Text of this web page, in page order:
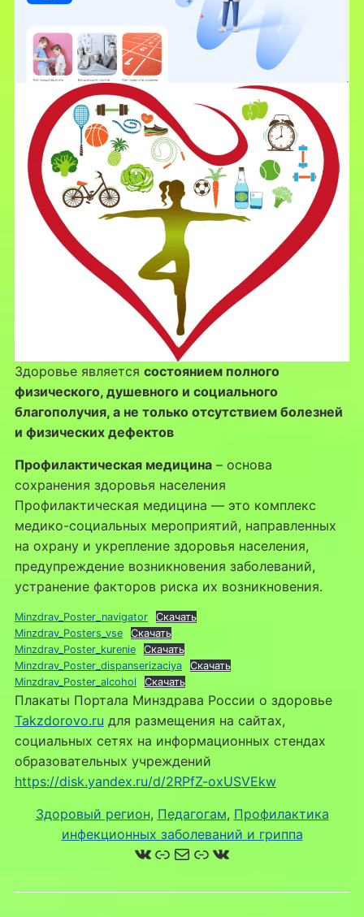
Здоровье является состоянием полного
физического, душевного и социального
благополучия, а не только отсутствием болезней
и физических дефектов
Профилактическая медицина– основа
сохранения здоровья населения
Профилактическая медицина — это комплекс
медико-социальных мероприятий, направленных
на охрану и укрепление здоровья населения,
предупреждение возникновения заболеваний,
устранение факторов риска их возникновения.
Minzdrav_Poster_navigator
Скачать
Minzdrav_Posters_vse
Скачать
Minzdrav_Poster_kurenie
Скачать
Minzdrav_Poster_dispanserizaciya
Скачать
Minzdrav_Poster_alcohol
Скачать
Плакаты Портала Минздрава России о здоровье
Takzdorovo.ru для размещения на сайтах,
социальных сетях на информационных стендах
образовательных учреждений
https://disk.yandex.ru/d/2RPfZ-oxUSVEkw
Здоровый регион, Педагогам, Профилактика
инфекционных заболеваний и гриппа
ВКонтакте
Ссылка
Почта
Ссылка
ВКонтакте